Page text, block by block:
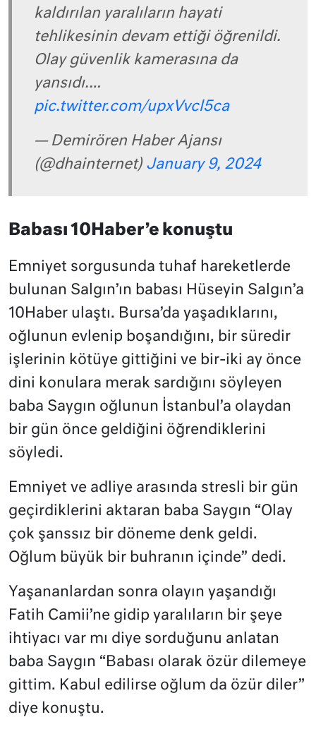
kaldırılan yaralıların hayati
tehlikesinin devam ettiği öğrenildi.
Olay güvenlik kamerasına da
yansıdı.…
pic.twitter.com/upxVvcl5ca
— Demirören Haber Ajansı
(@dhainternet) January 9, 2024
Babası 10Haber’e konuştu
Emniyet sorgusunda tuhaf hareketlerde
bulunan Salgın’ın babası Hüseyin Salgın’a
10Haber ulaştı. Bursa’da yaşadıklarını,
oğlunun evlenip boşandığını, bir süredir
işlerinin kötüye gittiğini ve bir-iki ay önce
dini konulara merak sardığını söyleyen
baba Saygın oğlunun İstanbul’a olaydan
bir gün önce geldiğini öğrendiklerini
söyledi.
Emniyet ve adliye arasında stresli bir gün
geçirdiklerini aktaran baba Saygın “Olay
çok şanssız bir döneme denk geldi.
Oğlum büyük bir buhranın içinde” dedi.
Yaşananlardan sonra olayın yaşandığı
Fatih Camii’ne gidip yaralıların bir şeye
ihtiyacı var mı diye sorduğunu anlatan
baba Saygın “Babası olarak özür dilemeye
gittim. Kabul edilirse oğlum da özür diler”
diye konuştu.